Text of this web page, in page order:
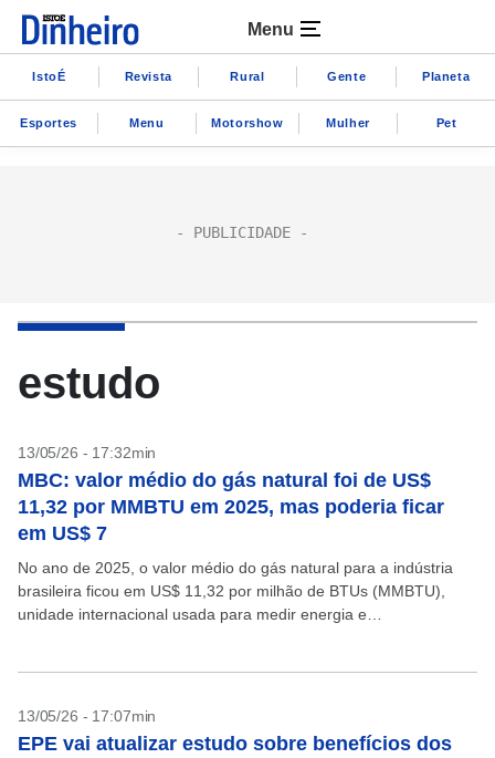
Menu
IstoÉ Revista Rural Gente Planeta
Esportes Menu Motorshow Mulher Pet
estudo
13/05/26 - 17:32min
MBC: valor médio do gás natural foi de US$
11,32 por MMBTU em 2025, mas poderia ficar
em US$ 7
No ano de 2025, o valor médio do gás natural para a indústria
brasileira ficou em US$ 11,32 por milhão de BTUs (MMBTU),
unidade internacional usada para medir energia e
13/05/26 - 17:07min
EPE vai atualizar estudo sobre benefícios dos